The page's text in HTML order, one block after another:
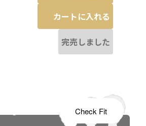
カートに入れる
完売しました
Check Fit